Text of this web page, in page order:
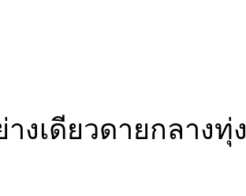
เดียวดายกลางทุ่ง